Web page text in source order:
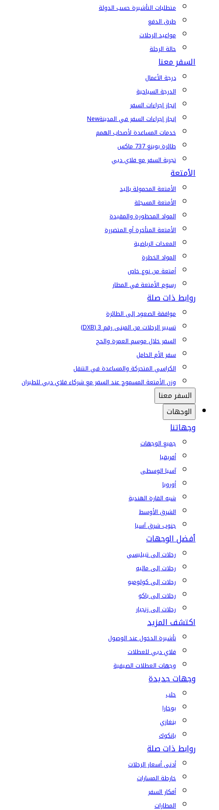
متطلبات التأشيرة حسب الدولة
طرق الدفع
مواعيد الرحلات
حالة الرحلة
السفر معنا
درجة الأعمال
الدرجة السياحية
إنجاز إجراءات السفر
إنجاز إجراءات السفر في المدينةNew
خدمات المساعدة لأصحاب الهمم
طائرة بوينغ 737 ماكس
تجربة السفر مع فلاي دبي
الأمتعة
الأمتعة المحمولة باليد
الأمتعة المسجلة
المواد المحظورة والمقيدة
الأمتعة المتأخرة أو المتضررة
المعدات الرياضية
المواد الخطرة
أمتعة من نوع خاص
رسوم الأمتعة في المطار
روابط ذات صلة
موافقة الصعود إلى الطائرة
تسيير الرحلات من المبنى رقم 3 (DXB)
السفر خلال موسم العمرة والحج
سفر الأم الحامل
الكراسي المتحركة والمساعدة في التنقل
وزن الأمتعة المسموح عند السفر مع شركاء فلاي دبي للطيران
السفر معنا
الوجهات
وجهاتنا
جميع الوجهات
أفريقيا
آسيا الوسطى
أوروبا
شبه القارة الهندية
الشرق الأوسط
جنوب شرق آسيا
أفضل الوجهات
رحلات إلى تبيليسي
رحلات إلى ماليه
رحلات إلى كولومبو
رحلات إلى باكو
رحلات إلى زنجبار
اكتشف المزيد
تأشيرة الدخول عند الوصول
فلاي دبي للعطلات
وجهات العطلات الصيفية
وجهات جديدة
حلب
بوخارا
بنغازي
بانكوك
روابط ذات صلة
أدنى أسعار الرحلات
خارطة المسارات
أفكار السفر
المطارات